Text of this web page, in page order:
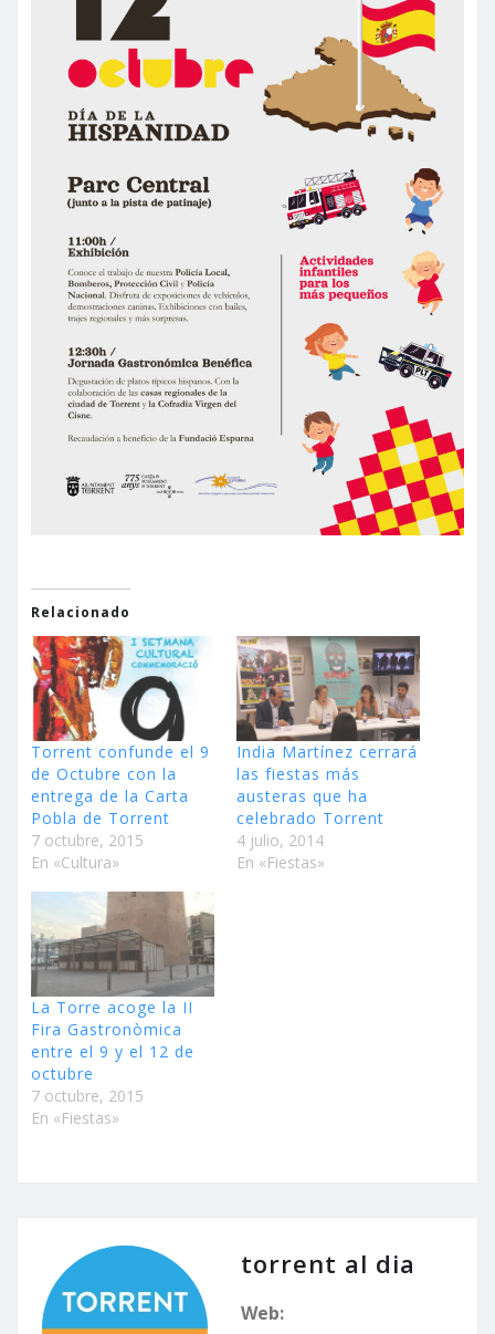
Relacionado
Torrent confunde el 9
de Octubre con la
entrega de la Carta
Pobla de Torrent
7 octubre, 2015
En «Cultura»
India Martínez cerrará
las fiestas más
austeras que ha
celebrado Torrent
4 julio, 2014
En «Fiestas»
La Torre acoge la II
Fira Gastronòmica
entre el 9 y el 12 de
octubre
7 octubre, 2015
En «Fiestas»
torrent al dia
Web: